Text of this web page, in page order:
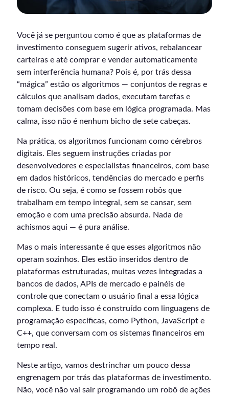
Você já se perguntou como é que as plataformas de
investimento conseguem sugerir ativos, rebalancear
carteiras e até comprar e vender automaticamente
sem interferência humana? Pois é, por trás dessa
“mágica” estão os algoritmos — conjuntos de regras e
cálculos que analisam dados, executam tarefas e
tomam decisões com base em lógica programada. Mas
calma, isso não é nenhum bicho de sete cabeças.
Na prática, os algoritmos funcionam como cérebros
digitais. Eles seguem instruções criadas por
desenvolvedores e especialistas financeiros, com base
em dados históricos, tendências do mercado e perfis
de risco. Ou seja, é como se fossem robôs que
trabalham em tempo integral, sem se cansar, sem
emoção e com uma precisão absurda. Nada de
achismos aqui — é pura análise.
Mas o mais interessante é que esses algoritmos não
operam sozinhos. Eles estão inseridos dentro de
plataformas estruturadas, muitas vezes integradas a
bancos de dados, APIs de mercado e painéis de
controle que conectam o usuário final a essa lógica
complexa. E tudo isso é construído com linguagens de
programação específicas, como Python, JavaScript e
C++, que conversam com os sistemas financeiros em
tempo real.
Neste artigo, vamos destrinchar um pouco dessa
engrenagem por trás das plataformas de investimento.
Não, você não vai sair programando um robô de ações